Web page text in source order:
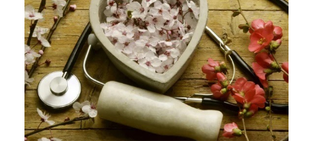
7
9
8
,
0
0
,
0
0
€
.